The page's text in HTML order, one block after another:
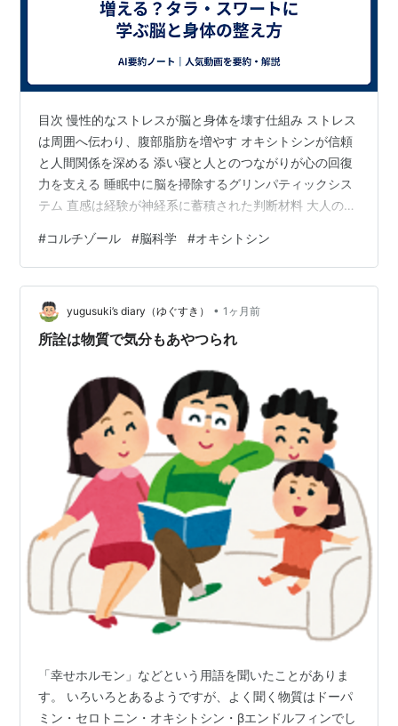
目次 慢性的なストレスが脳と身体を壊す仕組み ストレス
は周囲へ伝わり、腹部脂肪を増やす オキシトシンが信頼
と人間関係を深める 添い寝と人とのつながりが心の回復
力を支える 睡眠中に脳を掃除するグリンパティックシス
テム 直感は経験が神経系に蓄積された判断材料 大人の脳
ジュアライゼーションと脳の健康習慣 慢性的なストレス
が脳と身体を壊す仕組み ✅ ストレス反応そのものは危険
ではありませんが、コルチゾールが高い状態が続くと、
脳や心臓、血管、消化器などに負担が広がります。 ✅ 心
理的な負担と身体の不調は別々の問題ではなく、脳と身
#コルチゾール #脳科学 #オキシトシン
yugusuki’s diary（ゆぐすき） • 1ヶ月前
所詮は物質で気分もあやつられ
「幸せホルモン」などという用語を聞いたことがありま
す。 いろいろとあるようですが、よく聞く物質はドーパ
ミン・セロトニン・オキシトシン・βエンドルフィンでし